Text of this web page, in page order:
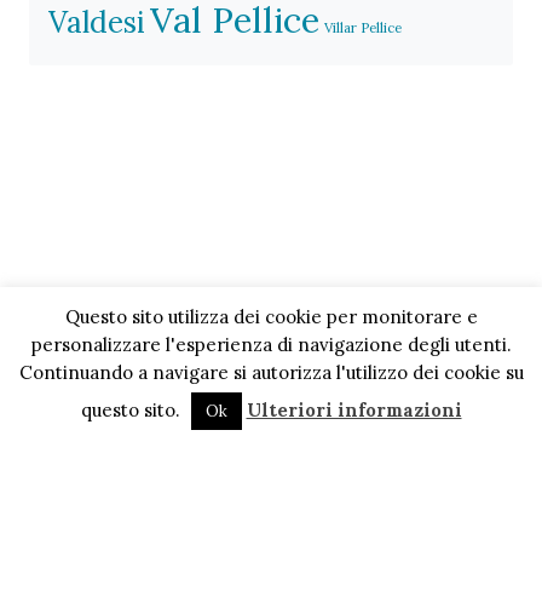
ValdesiVal Pellice Villar Pellice
Questo sito utilizza dei cookie per monitorare e
personalizzare l'esperienza di navigazione degli utenti.
Continuando a navigare si autorizza l'utilizzo dei cookie su
questo sito.
Ok Ulteriori informazioni